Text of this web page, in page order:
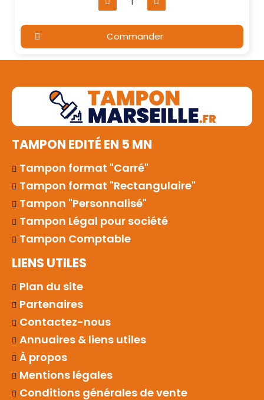
Commander
TAMPON EDITÉ EN 5 MN
Tampon format "Carré"
Tampon format "Rectangulaire"
Tampon "Personnalisé"
Tampon Légal pour société
Tampon Comptable
LIENS UTILES
Plan du site
Partenaires
Contactez-nous
Annuaires & liens utiles
À propos
Mentions légales
Conditions générales de vente